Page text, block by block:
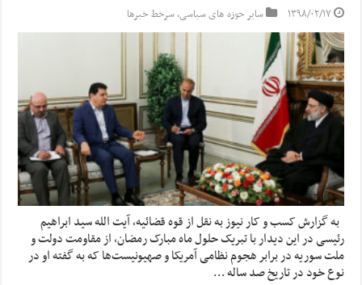
۱۳۹۸/۰۲/۱۷ سایر حوزه های سیاسی,سرخط خبرها
به گزارش کسب و کار نیوز به نقل از قوه قضائیه، آیت الله سید ابراهیم
رئیسی در این دیدار با تبریک حلول ماه مبارک رمضان، از مقاومت دولت و
ملت سوریه در برابر هجوم نظامی آمریکا و صهیونیست‌ها که به گفته او در
نوع خود در تاریخ صد ساله …